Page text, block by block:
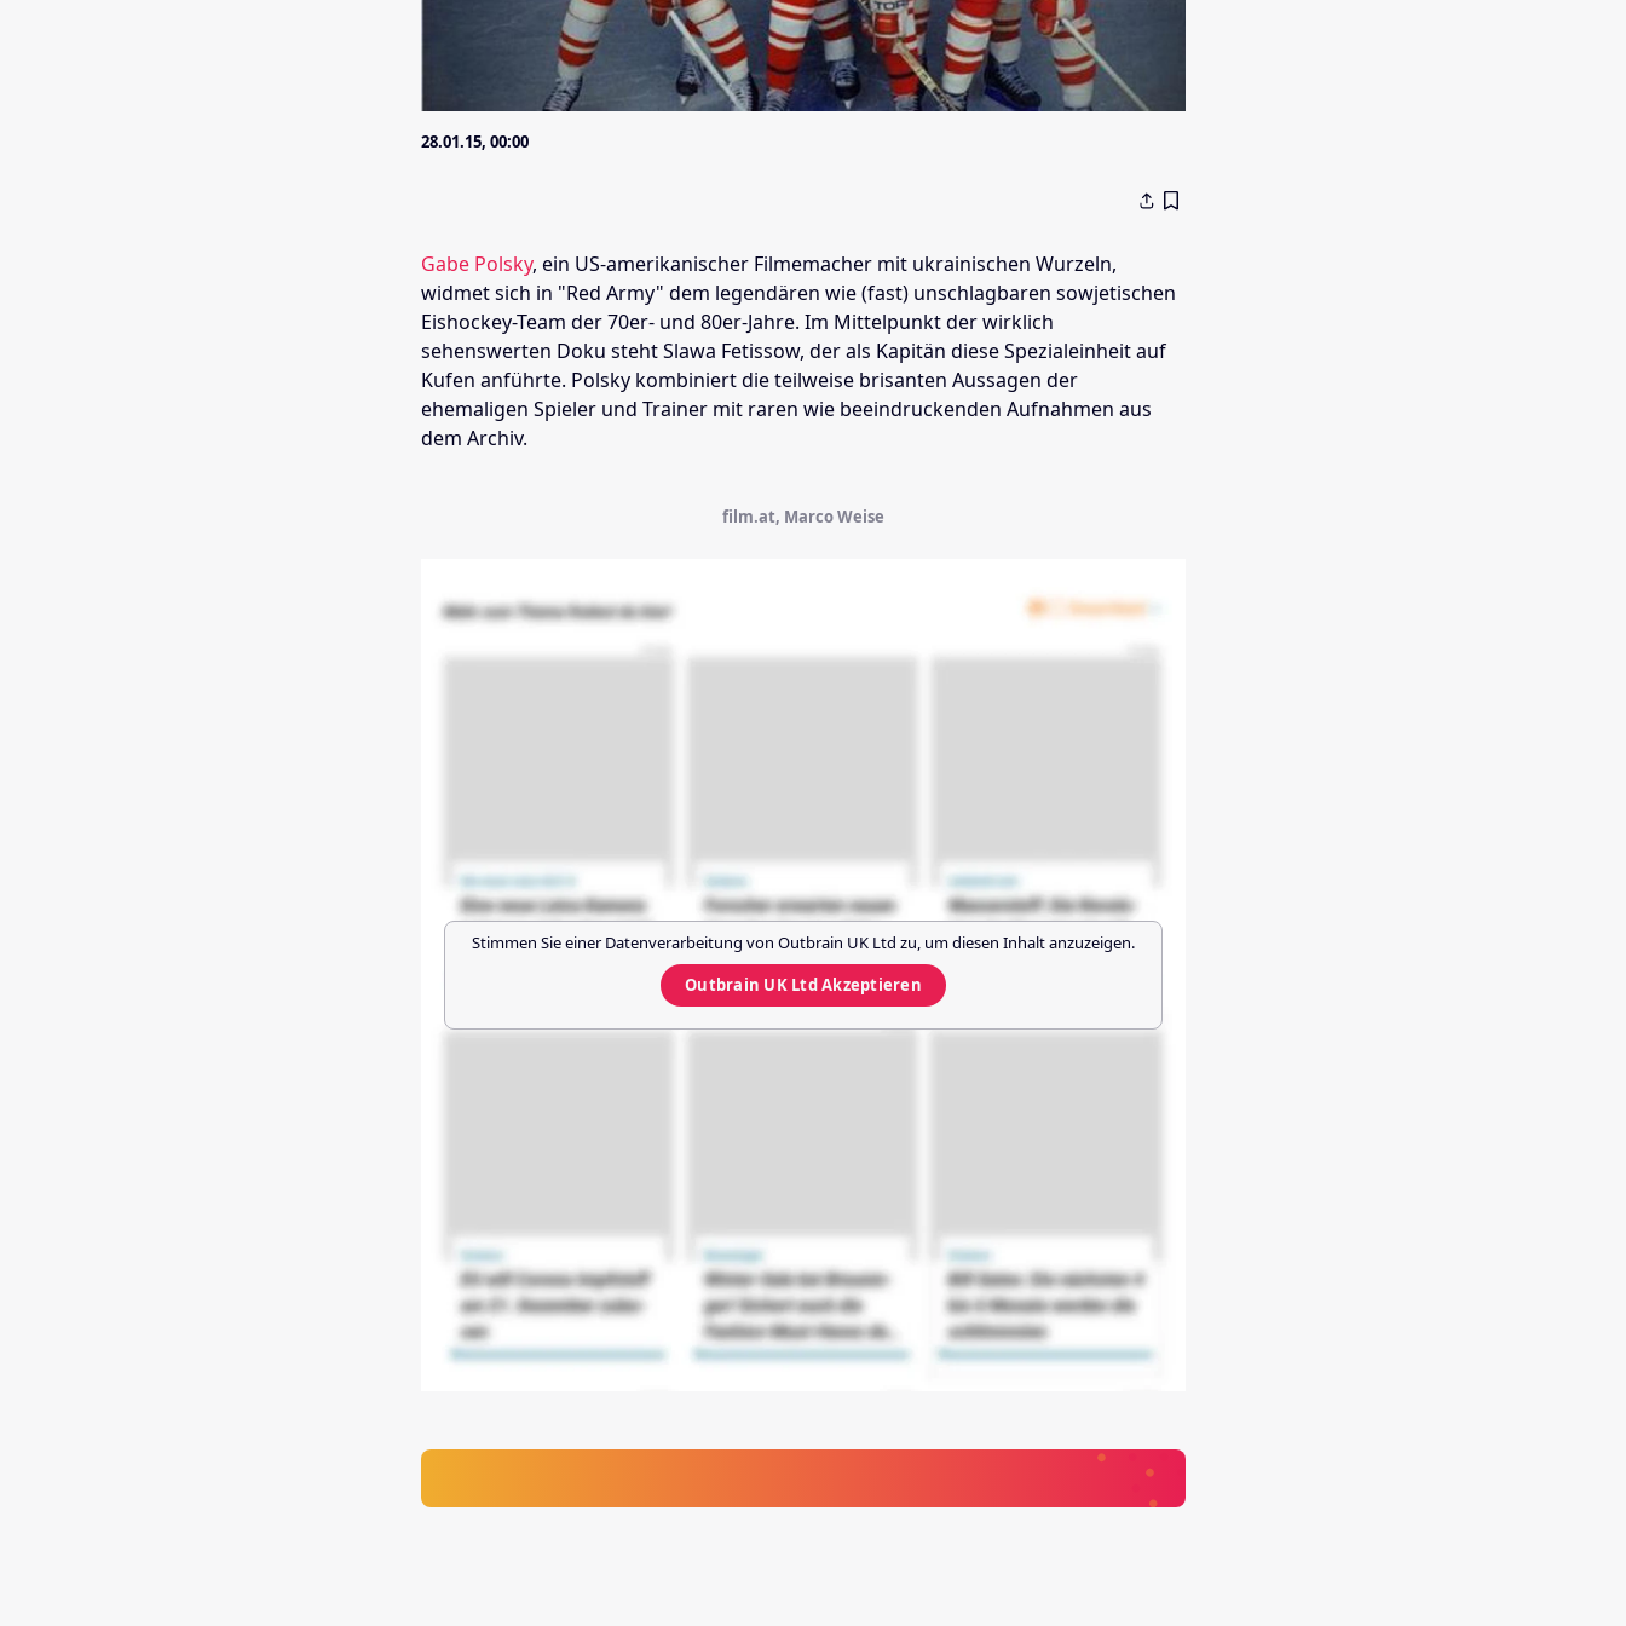
28.01.15, 00:00
Gabe Polsky, ein US-amerikanischer Filmemacher mit ukrainischen Wurzeln,
widmet sich in "Red Army" dem legendären wie (fast) unschlagbaren sowjetischen
Eishockey-Team der 70er- und 80er-Jahre. Im Mittelpunkt der wirklich
sehenswerten Doku stehtSlawa Fetissow, der als Kapitän diese Spezialeinheit auf
Kufen anführte. Polsky kombiniert die teilweise brisanten Aussagen der
ehemaligen Spieler und Trainer mit raren wie beeindruckenden Aufnahmen aus
dem Archiv.
film.at, Marco Weise
Stimmen Sie einer Datenverarbeitung von Outbrain UK Ltd zu, um diesen Inhalt anzuzeigen.
Outbrain UK LtdAkzeptieren